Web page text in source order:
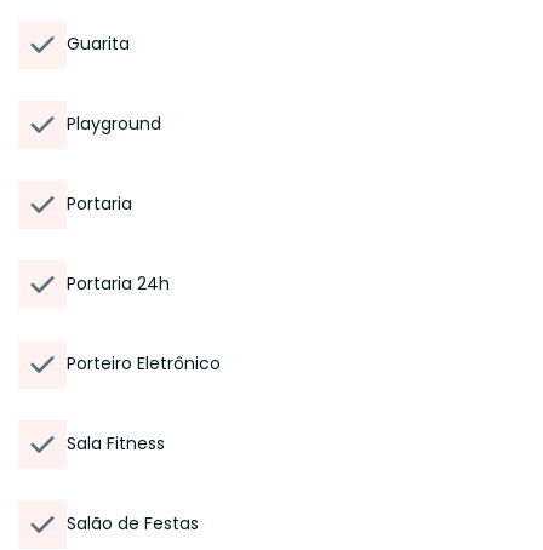
Guarita
Playground
Portaria
Portaria 24h
Porteiro Eletrônico
Sala Fitness
Salão de Festas